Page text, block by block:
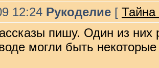
12:24 Рукоделие[
пишу. Один из них
могли быть